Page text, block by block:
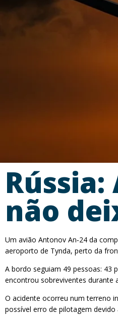
não
Um avião Antonov An‑24 da
aeroporto de Tynda, perto da
A bordo seguiam 49 pessoas: 43
encontrou sobreviventes durante
O acidente ocorreu num terreno
possível erro de pilotagem